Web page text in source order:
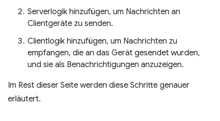
Serverlogik hinzufügen, um Nachrichten an
Clientgeräte zu senden.
Clientlogik hinzufügen, um Nachrichten zu
empfangen, die an das Gerät gesendet wurden,
und sie als Benachrichtigungen anzuzeigen.
Im Rest dieser Seite werden diese Schritte genauer
erläutert.